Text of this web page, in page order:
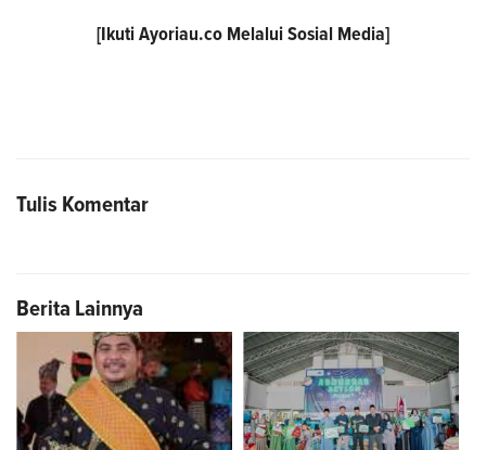
[Ikuti Ayoriau.co Melalui Sosial Media]
Tulis Komentar
Berita Lainnya